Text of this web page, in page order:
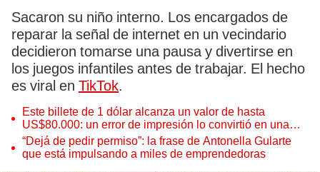
Sacaron su niño interno. Los encargados de
reparar la señal de internet en un vecindario
decidieron tomarse una pausa y divertirse en
los juegos infantiles antes de trabajar. El hecho
es viral en TikTok.
Este billete de 1 dólar alcanza un valor de hasta
US$80.000: un error de impresión lo convirtió en una
pieza única que hoy buscan coleccionistas de todo el
mundo
“Dejá de pedir permiso”: la frase de Antonella Gularte
que está impulsando a miles de emprendedoras